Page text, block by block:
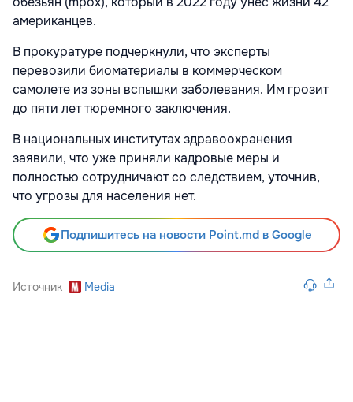
американцев.
В прокуратуре подчеркнули, что эксперты
перевозили биоматериалы в коммерческом
самолете из зоны вспышки заболевания. Им грозит
до пяти лет тюремного заключения.
В национальных институтах здравоохранения
заявили, что уже приняли кадровые меры и
полностью сотрудничают со следствием, уточнив,
что угрозы для населения нет.
Подпишитесь на новости Point.md в Google
Источник Media